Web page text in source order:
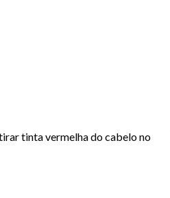
tinta vermelha do cabelo no